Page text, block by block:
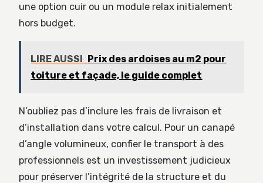
une option cuir ou un module relax initialement
hors budget.
LIRE AUSSI Prix des ardoises au m2 pour
toiture et façade, le guide complet
N’oubliez pas d’inclure les frais de livraison et
d’installation dans votre calcul. Pour un canapé
d’angle volumineux, confier le transport à des
professionnels est un investissement judicieux
pour préserver l’intégrité de la structure et du